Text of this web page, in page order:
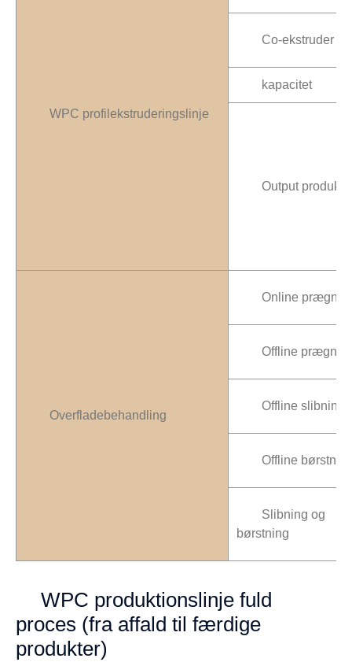
WPC profilekstruderingslinje
Co-ekstruder
kapacitet
Output produkt
Overfladebehandling
Online
Offline
Offline slibning
Offline
Slibning og
børstning
WPC produktionslinje fuld
proces (fra affald til færdige
produkter)